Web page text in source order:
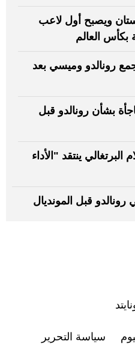
ويصبح أول لاعب
رونالدو وميسي بعد
بشأن رونالدو قبل
البرتغالي ينتقد "الأداء
قبل المونديال
سياسة التحرير